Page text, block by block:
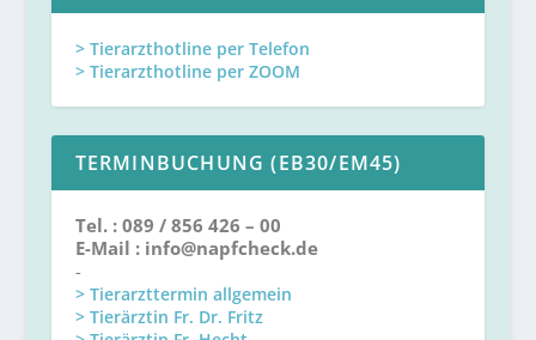
> Tierarzthotline per Telefon
> Tierarzthotline per ZOOM
TERMINBUCHUNG (EB30/EM45)
Tel. : 089 / 856 426 – 00
E-Mail : info@napfcheck.de
-
> Tierarzttermin allgemein
> Tierärztin Fr. Dr. Fritz